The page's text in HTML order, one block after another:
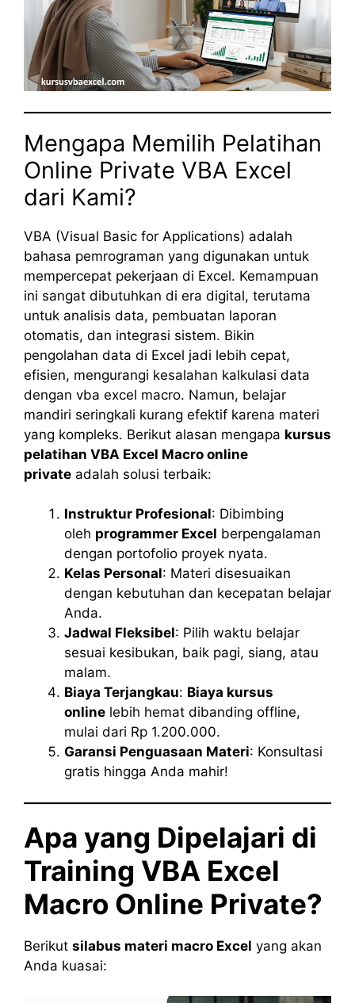
Mengapa Memilih Pelatihan
Online Private VBA Excel
dari Kami?
VBA (Visual Basic for Applications) adalah
bahasa pemrograman yang digunakan untuk
mempercepat pekerjaan di Excel. Kemampuan
ini sangat dibutuhkan di era digital, terutama
untuk analisis data, pembuatan laporan
otomatis, dan integrasi sistem. Bikin
pengolahan data di Excel jadi lebih cepat,
efisien, mengurangi kesalahan kalkulasi data
dengan vba excel macro. Namun, belajar
mandiri seringkali kurang efektif karena materi
yang kompleks. Berikut alasan mengapa kursus
pelatihan VBA Excel Macro online
private adalah solusi terbaik:
Instruktur Profesional: Dibimbing
oleh programmer Excel berpengalaman
dengan portofolio proyek nyata.
Kelas Personal: Materi disesuaikan
dengan kebutuhan dan kecepatan belajar
Anda.
Jadwal Fleksibel: Pilih waktu belajar
sesuai kesibukan, baik pagi, siang, atau
malam.
Biaya Terjangkau: Biaya kursus
online lebih hemat dibanding offline,
mulai dari Rp 1.200.000.
Garansi Penguasaan Materi: Konsultasi
gratis hingga Anda mahir!
Apa yang Dipelajari di
Training VBA Excel
Macro Online Private?
Berikut silabus materi macro Excel yang akan
Anda kuasai: